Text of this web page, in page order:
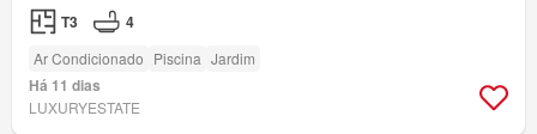
T3 4
Ar Condicionado Piscina Jardim
Há 11 dias
LUXURYESTATE